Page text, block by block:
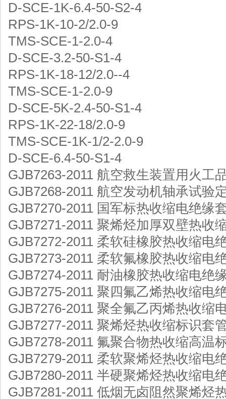
D-SCE-1K-6.4-50-S2-4
RPS-1K-10-2/2.0-9
TMS-SCE-1-2.0-4
D-SCE-3.2-50-S1-4
RPS-1K-18-12/2.0--4
TMS-SCE-1-2.0-9
D-SCE-5K-2.4-50-S1-4
RPS-1K-22-18/2.0-9
TMS-SCE-1K-1/2-2.0-9
D-SCE-6.4-50-S1-4
GJB7263-2011 航空救生装置用火工
GJB7268-2011 航空发动机轴承试验
GJB7270-2011 国军标热收缩电绝缘
GJB7271-2011 聚烯烃加厚双壁热收
GJB7272-2011 柔软硅橡胶热收缩电
GJB7273-2011 柔软氟橡胶热收缩电
GJB7274-2011 耐油橡胶热收缩电绝
GJB7275-2011 聚四氟乙烯热收缩电
GJB7276-2011 聚全氟乙丙烯热收缩
GJB7277-2011 聚烯烃热收缩标识套
GJB7278-2011 氟聚合物热收缩高温
GJB7279-2011 柔软聚烯烃热收缩电
GJB7280-2011 半硬聚烯烃热收缩电
GJB7281-2011 低烟无卤阻然聚烯烃